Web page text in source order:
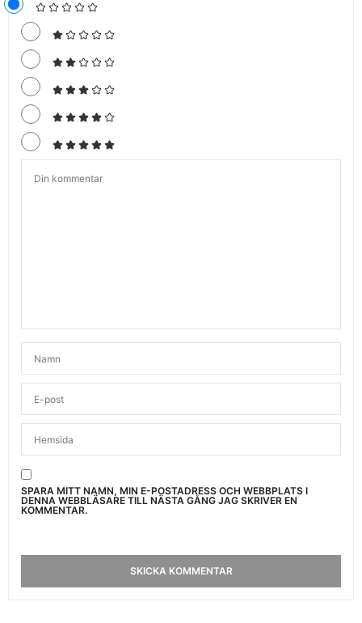
SPARA MITT NAMN, MIN E-POSTADRESS OCH WEBBPLATS I
DENNA WEBBLÄSARE TILL NÄSTA GÅNG JAG SKRIVER EN
KOMMENTAR.